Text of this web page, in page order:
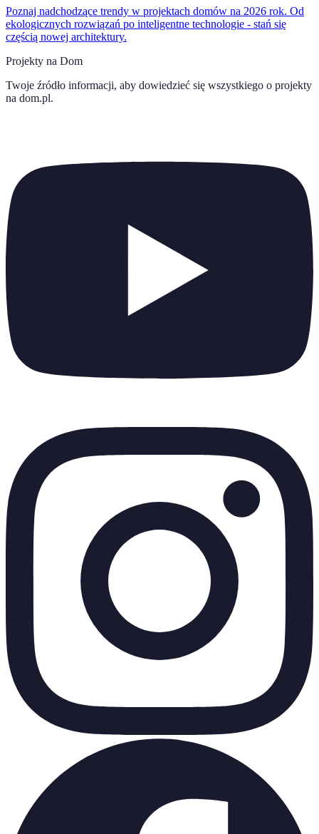
Poznaj nadchodzące trendy w projektach domów na 2026 rok. Od
ekologicznych rozwiązań po inteligentne technologie - stań się
częścią nowej architektury.
Projekty na Dom
Twoje źródło informacji, aby dowiedzieć się wszystkiego o projekty
na dom.pl.